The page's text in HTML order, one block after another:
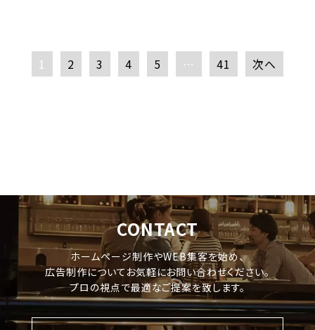
1 2 3 4 5 … 41 次へ
CONTACT
ホームページ制作やWEB集客を始め、
広告制作についてお気軽にお問い合わせください。
プロの視点で最適なご提案を致します。